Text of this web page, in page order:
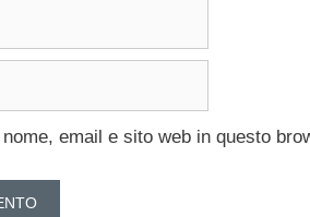
email e sito web in questo